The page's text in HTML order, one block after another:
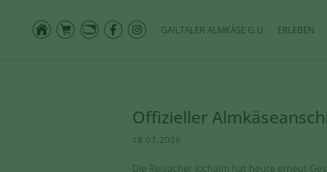
GAILTALER ALMKÄSE G.U. ERLEBEN
Offizieller
18.07.2026
Die Reisacher Jochalm hat heute erneut